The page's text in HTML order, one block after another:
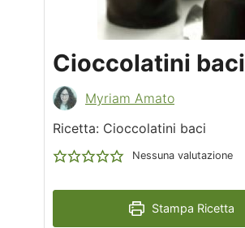
Cioccolatini baci
Myriam Amato
Ricetta: Cioccolatini baci
Nessuna valutazione
Stampa Ricetta